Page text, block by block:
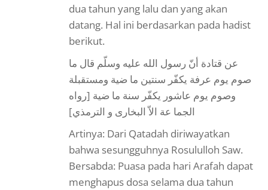
dua tahun yang lalu dan yang akan
datang. Hal ini berdasarkan pada hadist
berikut.
عن قتادة أنّ رسول الله عليه وسلّم قال ما
صوم يوم عرفة يكفّر سنتين ما ضية ومستقبلة
وصوم يوم عاشور يكفّر سنة ما ضية [رواه
الجما عة الاّ البخارى و الترمذي]
Artinya: Dari Qatadah diriwayatkan
bahwa sesungguhnya Rosululloh Saw.
Bersabda: Puasa pada hari Arafah dapat
menghapus dosa selama dua tahun